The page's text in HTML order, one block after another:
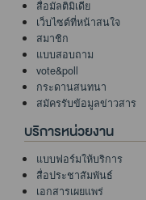
สื่อมัลติมิเดีย
เว็บไซต์ที่หน้าสนใจ
สมาชิก
แบบสอบถาม
vote&poll
กระดานสนทนา
สมัครรับข้อมูลข่าวสาร
บริการหน่วยงาน
แบบฟอร์มให้บริการ
สื่อประชาสัมพันธ์
เอกสารเผยแพร่